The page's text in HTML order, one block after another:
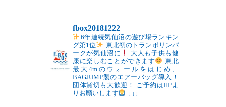
fbox20181222
6年連続気仙沼の遊び場ランキン
グ第1位
東北初のトランポリンパ
ークが気仙沼に
大人も子供も健
康に楽しむことができます
東北
最大4mのウォールをはじめ、
BAGJUMP製のエアーバッグ導入！
団体貸切も大歓迎！
ご予約はHPよ
りお願いします
↓↓↓